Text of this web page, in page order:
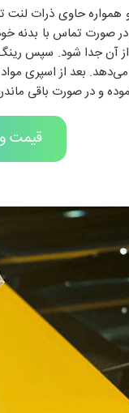
حاوی ذرات لنت
صورت تماس با بدنه
آن جدا شود. سپس
بعد از اسپری مواد
و در صورت باقی
قیمت